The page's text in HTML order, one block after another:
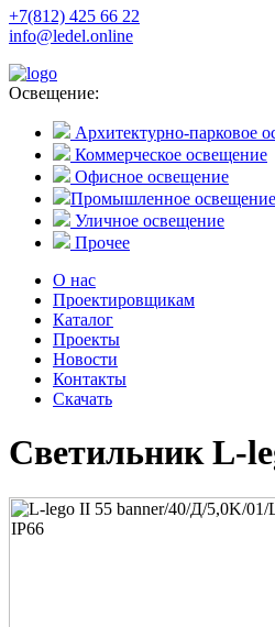
+7(812) 425 66 22
info@ledel.online
Освещение:
Архитектурно-парковое
Коммерческое освещение
Офисное освещение
Промышленное освещение
Уличное освещение
Прочее
О нас
Проектировщикам
Каталог
Проекты
Новости
Контакты
Скачать
Светильник L-